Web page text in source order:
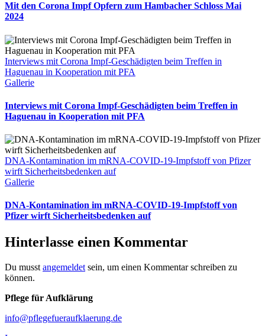
Mit den Corona Impf Opfern zum Hambacher Schloss Mai
2024
Interviews mit Corona Impf-Geschädigten beim Treffen in
Haguenau in Kooperation mit PFA
Gallerie
Interviews mit Corona Impf-Geschädigten beim Treffen in
Haguenau in Kooperation mit PFA
DNA-Kontamination im mRNA-COVID-19-Impfstoff von Pfizer
wirft Sicherheitsbedenken auf
Gallerie
DNA-Kontamination im mRNA-COVID-19-Impfstoff von
Pfizer wirft Sicherheitsbedenken auf
Hinterlasse einen Kommentar
Du musst angemeldet sein, um einen Kommentar schreiben zu
können.
Pflege für Aufklärung
info@pflegefueraufklaerung.de